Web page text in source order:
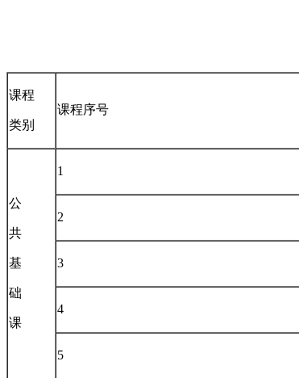
课程
类别
课程序号
公
共
基
础
课
1
2
3
4
5